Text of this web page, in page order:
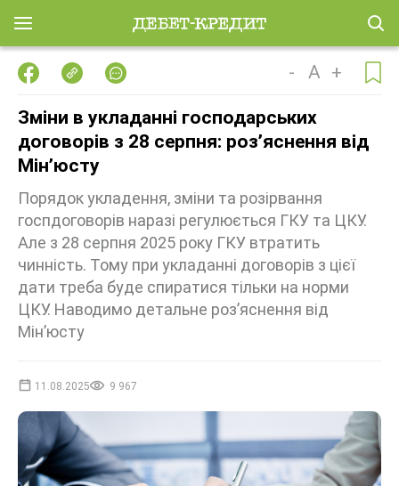
- A +
Зміни в укладанні господарських
договорів з 28 серпня: розʼяснення від
Мінʼюсту
Порядок укладення, зміни та розірвання
госпдоговорів наразі регулюється ГКУ та ЦКУ.
Але з 28 серпня 2025 року ГКУ втратить
чинність. Тому при укладанні договорів з цієї
дати треба буде спиратися тільки на норми
ЦКУ. Наводимо детальне розʼяснення від
Мінʼюсту
11.08.2025 9 967